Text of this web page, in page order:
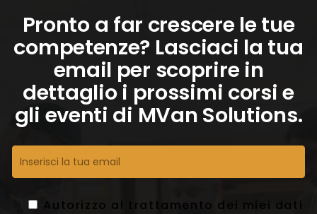
Pronto a far crescere le tue
competenze? Lasciaci la tua
email per scoprire in
dettaglio i prossimi corsi e
gli eventi di MVan Solutions.
Autorizzo al trattamento dei miei dati